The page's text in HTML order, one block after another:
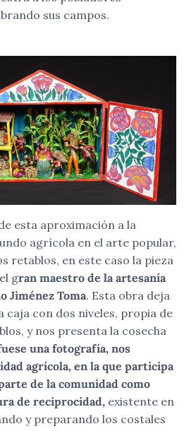
sus campos.
esta aproximación a la
agrícola en el arte popular,
retablos, en este caso la pieza
gran maestro de la artesanía
Jiménez Toma. Esta obra deja
caja con dos niveles, propia de
y nos presenta la cosecha
una fotografía, nos
agrícola, en la que participa
de la comunidad como
de reciprocidad, existente en
y preparando los costales